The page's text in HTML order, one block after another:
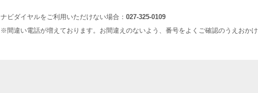
ナビダイヤルをご利用いただけない場合： 027-325-0109
※間違い電話が増えております。お間違えのないよう、番号をよくご確認のうえおかけ